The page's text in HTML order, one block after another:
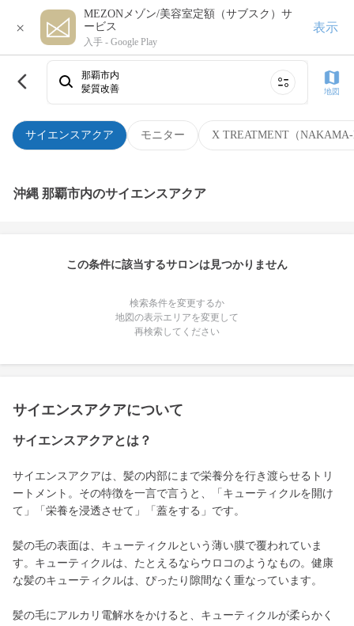
×
MEZONメゾン/美容室定額（サブスク）サ
ービス
入手 - Google Play
表示
サイエンスアクア モニター X TREATMENT（
那覇市内
髪質改善
地図
沖縄 那覇市内のサイエンスアクア
この条件に該当するサロンは見つかりません
検索条件を変更するか
地図の表示エリアを変更して
再検索してください
サイエンスアクアについて
サイエンスアクアとは？
サイエンスアクアは、髪の内部にまで栄養分を行き渡らせるトリ
ートメント。その特徴を一言で言うと、「キューティクルを開け
て」「栄養を浸透させて」「蓋をする」です。
髪の毛の表面は、キューティクルという薄い膜で覆われていま
す。キューティクルは、たとえるならウロコのようなもの。健康
な髪のキューティクルは、ぴったり隙間なく重なっています。
髪の毛にアルカリ電解水をかけると、キューティクルが柔らかく